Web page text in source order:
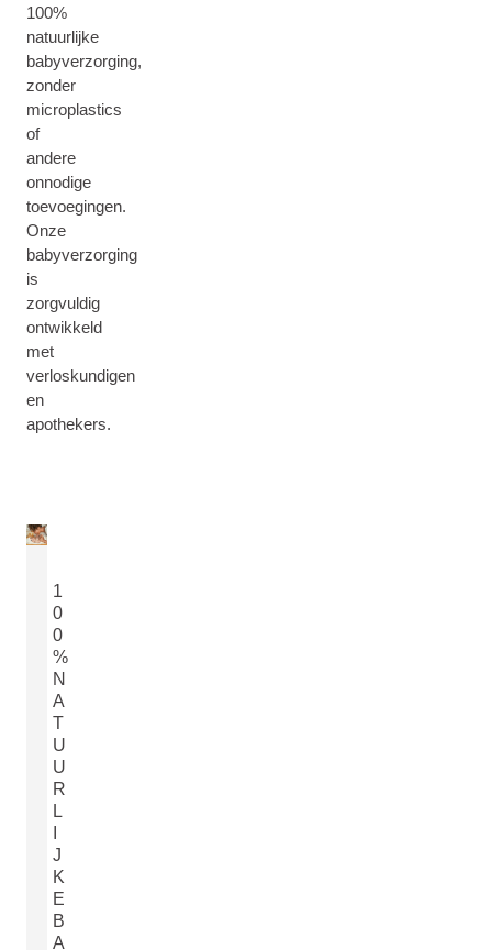
100%
natuurlijke
babyverzorging,
zonder
microplastics
of
andere
onnodige
toevoegingen.
Onze
babyverzorging
is
zorgvuldig
ontwikkeld
met
verloskundigen
en
apothekers.
1
0
0
%
N
A
T
U
U
R
L
J
K
E
B
A